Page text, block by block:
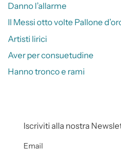
Danno l’allarme
Il Messi otto volte Pallone
Artisti lirici
Aver per consuetudine
Hanno tronco e rami
Iscriviti alla nostra
Email